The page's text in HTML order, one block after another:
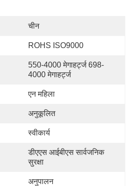
चीन
ROHS ISO9000
550-4000 मेगाहर्ट्ज 698-
4000 मेगाहर्ट्ज
एन महिला
अनुकूलित
स्वीकार्य
डीएएस आईबीएस सार्वजनिक
सुरक्षा
अनुपालन